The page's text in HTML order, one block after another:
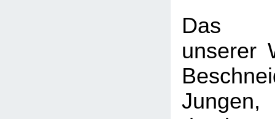
Das
unserer